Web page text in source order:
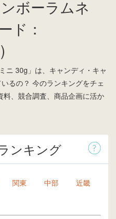
ボーラムネ
ド：
ニ 30g」は、キャンディ・キャ
るの？ 今のランキングをチェ
料、競合調査、商品企画に活か
ンキング
関東 中部 近畿